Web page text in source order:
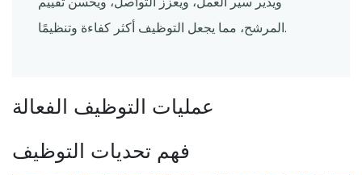
المرشح، مما يجعل التوظيف أكثر كفاءة وتنظيمًا.
عمليات التوظيف الفعالة
فهم تحديات التوظيف